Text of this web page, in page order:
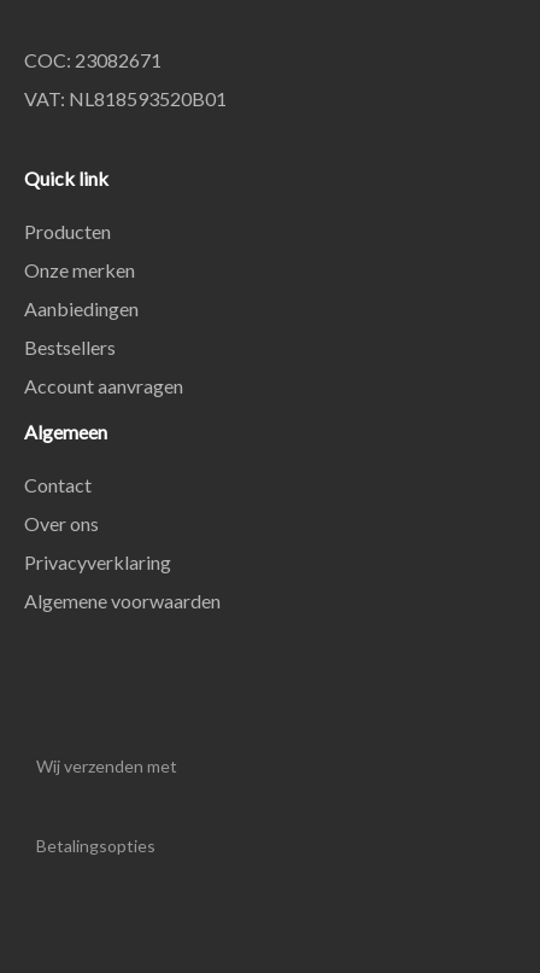
COC: 23082671
VAT: NL818593520B01
Quick link
Producten
Onze merken
Aanbiedingen
Bestsellers
Account aanvragen
Algemeen
Contact
Over ons
Privacyverklaring
Algemene voorwaarden
Wij verzenden met
Betalingsopties